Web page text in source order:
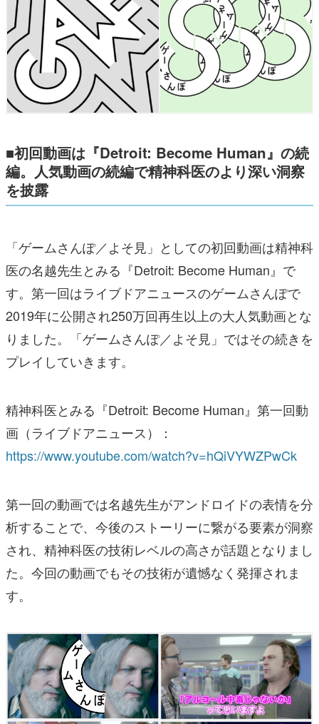
■初回動画は『Detroit: Become Human』の続
編。人気動画の続編で精神科医のより深い洞察
を披露
「ゲームさんぽ／よそ見」としての初回動画は精神科
医の名越先生とみる『Detroit: Become Human』で
す。第一回はライブドアニュースのゲームさんぽで
2019年に公開され250万回再生以上の大人気動画とな
りました。「ゲームさんぽ／よそ見」ではその続きを
プレイしていきます。
精神科医とみる『Detroit: Become Human』第一回動
画（ライブドアニュース）：
https://www.youtube.com/watch?v=hQiVYWZPwCk
第一回の動画では名越先生がアンドロイドの表情を分
析することで、今後のストーリーに繋がる要素が洞察
され、精神科医の技術レベルの高さが話題となりまし
た。今回の動画でもその技術が遺憾なく発揮されま
す。